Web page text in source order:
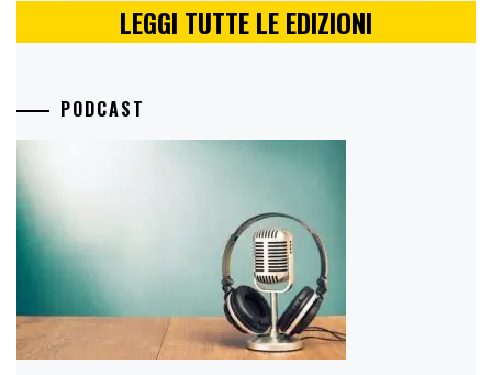
LEGGI TUTTE LE EDIZIONI
PODCAST